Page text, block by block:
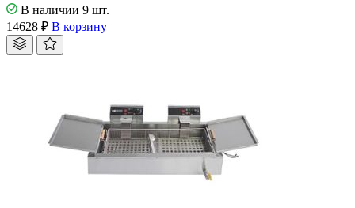
В наличии 9 шт.
14628 ₽ В корзину